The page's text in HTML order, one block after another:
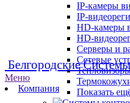
IP-камеры
IP-
HD-камеры
HD-
Серверы и
Сетевые
Показать
Белгородские
Меню
Компания